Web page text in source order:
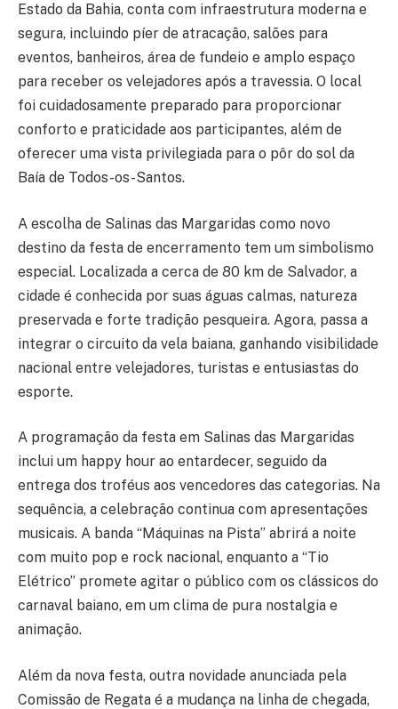
Estado da Bahia, conta com infraestrutura moderna e
segura, incluindo píer de atracação, salões para
eventos, banheiros, área de fundeio e amplo espaço
para receber os velejadores após a travessia. O local
foi cuidadosamente preparado para proporcionar
conforto e praticidade aos participantes, além de
oferecer uma vista privilegiada para o pôr do sol da
Baía de Todos-os-Santos.
A escolha de Salinas das Margaridas como novo
destino da festa de encerramento tem um simbolismo
especial. Localizada a cerca de 80 km de Salvador, a
cidade é conhecida por suas águas calmas, natureza
preservada e forte tradição pesqueira. Agora, passa a
integrar o circuito da vela baiana, ganhando visibilidade
nacional entre velejadores, turistas e entusiastas do
esporte.
A programação da festa em Salinas das Margaridas
inclui um happy hour ao entardecer, seguido da
entrega dos troféus aos vencedores das categorias. Na
sequência, a celebração continua com apresentações
musicais. A banda “Máquinas na Pista” abrirá a noite
com muito pop e rock nacional, enquanto a “Tio
Elétrico” promete agitar o público com os clássicos do
carnaval baiano, em um clima de pura nostalgia e
animação.
Além da nova festa, outra novidade anunciada pela
Comissão de Regata é a mudança na linha de chegada,